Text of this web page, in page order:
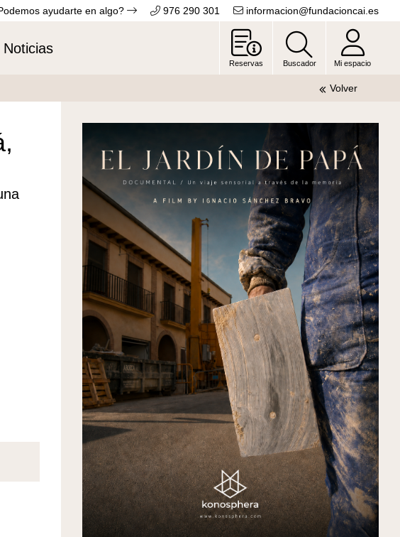
ayudarte en algo? 976 290 301 informacion@fundacioncai.es
Noticias
Reservas Buscador Mi espacio
Volver